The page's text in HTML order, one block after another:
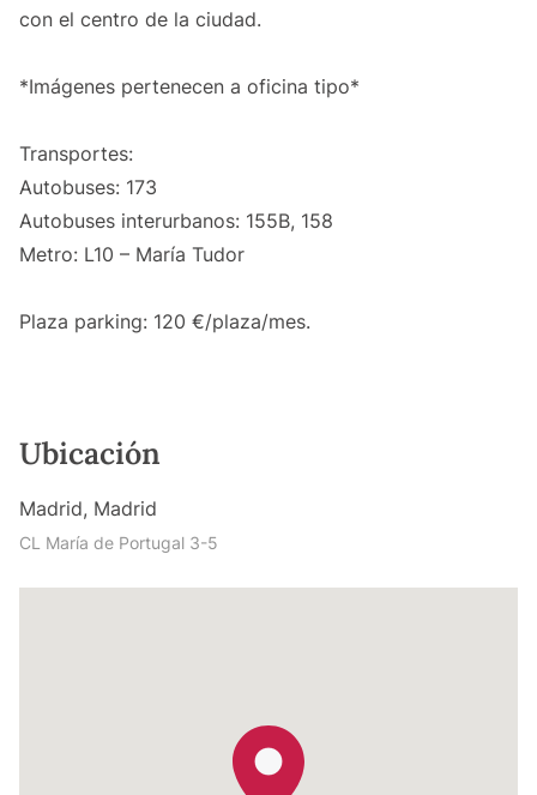
con el centro de la ciudad.
*Imágenes pertenecen a oficina tipo*
Transportes:
Autobuses: 173
Autobuses interurbanos: 155B, 158
Metro: L10 – María Tudor
Plaza parking: 120 €/plaza/mes.
Ubicación
Madrid, Madrid
CL María de Portugal 3-5